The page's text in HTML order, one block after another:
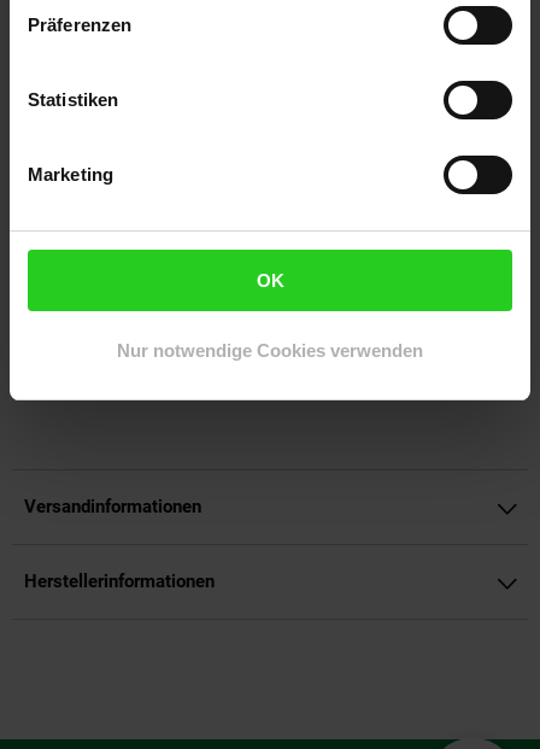
Präferenzen
Statistiken
Marketing
OK
Nur notwendige Cookies verwenden
für realistischen und abwechslungsreichen Spielspaß. Durch
fantasievolle Rollenspiele werden Kreativität, soziale
eignet sich ideal als Geschenk und vermittelt auf spielerische
Weise die Botschaft, dass Kinder alles werden können, was sie
ACHTUNG! Nicht geeignet für Kinder unter 3 Jahren, enthält
Artikelnummer: 3151140000
EAN: 0194735175888
Versandinformationen
Herstellerinformationen